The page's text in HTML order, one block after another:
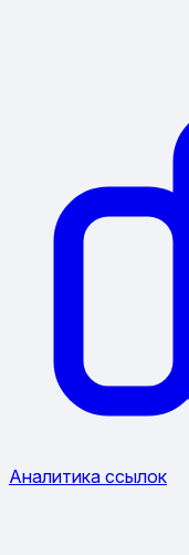
Аналитика ссылок